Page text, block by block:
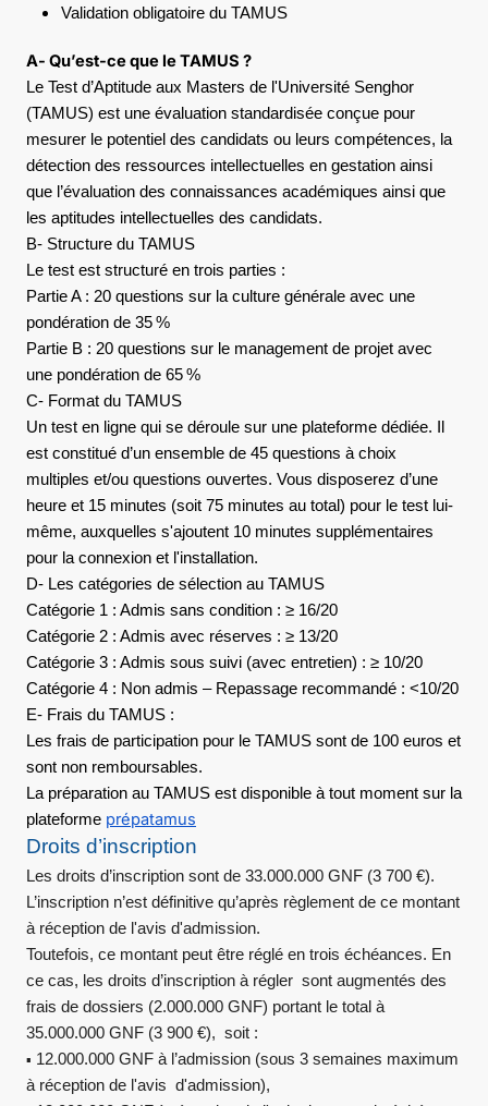
Validation obligatoire du TAMUS
A- Qu’est-ce que le TAMUS ?
Le Test d’Aptitude aux Masters de l'Université Senghor
(TAMUS) est une évaluation standardisée conçue pour
mesurer le potentiel des candidats ou leurs compétences, la
détection des ressources intellectuelles en gestation ainsi
que l’évaluation des connaissances académiques ainsi que
les aptitudes intellectuelles des candidats.
B- Structure du TAMUS
Le test est structuré en trois parties :
Partie A : 20 questions sur la culture générale avec une
pondération de 35 %
Partie B : 20 questions sur le management de projet avec
une pondération de 65 %
C- Format du TAMUS
Un test en ligne qui se déroule sur une plateforme dédiée. Il
est constitué d’un ensemble de 45 questions à choix
multiples et/ou questions ouvertes. Vous disposerez d’une
heure et 15 minutes (soit 75 minutes au total) pour le test lui-
même, auxquelles s'ajoutent 10 minutes supplémentaires
pour la connexion et l'installation.
D- Les catégories de sélection au TAMUS
Catégorie 1 : Admis sans condition : ≥ 16/20
Catégorie 2 : Admis avec réserves : ≥ 13/20
Catégorie 3 : Admis sous suivi (avec entretien) : ≥ 10/20
Catégorie 4 : Non admis – Repassage recommandé : <10/20
E- Frais du TAMUS :
Les frais de participation pour le TAMUS sont de 100 euros et
sont non remboursables.
La préparation au TAMUS est disponible à tout moment sur la
plateforme prépatamus
Droits d’inscription
Les droits d’inscription sont de 33.000.000 GNF (3 700 €).
L’inscription n’est définitive qu’après règlement de ce montant
à réception de l'avis d'admission.
Toutefois, ce montant peut être réglé en trois échéances. En
ce cas, les droits d’inscription à régler sont augmentés des
frais de dossiers (2.000.000 GNF) portant le total à
35.000.000 GNF (3 900 €), soit :
▪ 12.000.000 GNF à l’admission (sous 3 semaines maximum
à réception de l'avis d'admission),